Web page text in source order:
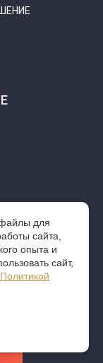
для
сайта,
опыта и
сайт,
Политикой